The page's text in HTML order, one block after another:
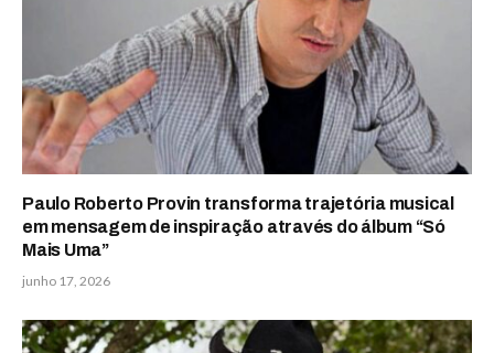
Paulo Roberto Provin transforma trajetória musical
em mensagem de inspiração através do álbum “Só
Mais Uma”
junho 17, 2026